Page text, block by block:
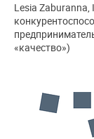
Lesia
«качество»)